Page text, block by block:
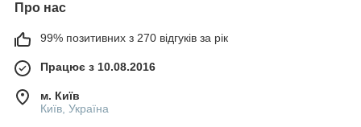
Про нас
99% позитивних з 270 відгуків за рік
Працює з 10.08.2016
м. Київ
Київ, Україна